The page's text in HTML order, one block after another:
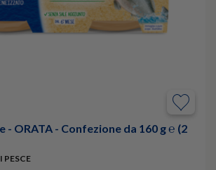
- ORATA - Confezione da 160 g ℮ (2
PESCE